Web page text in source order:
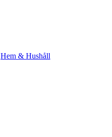
Hem & Hushåll